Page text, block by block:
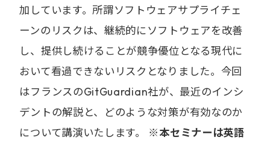
加しています。所謂ソフトウェアサプライチェ
ーンのリスクは、継続的にソフトウェアを改善
し、提供し続けることが競争優位となる現代に
おいて看過できないリスクとなりました。今回
はフランスのGitGuardian社が、最近のインシ
デントの解説と、どのような対策が有効なのか
について講演いたします。 ※本セミナーは英語